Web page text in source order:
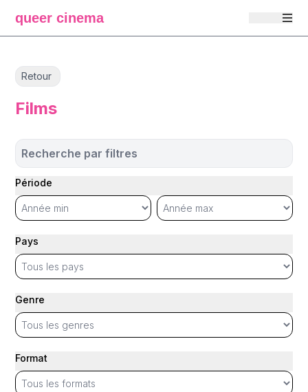
queer cinema
Retour
Films
Recherche par filtres
Période
Pays
Genre
Format